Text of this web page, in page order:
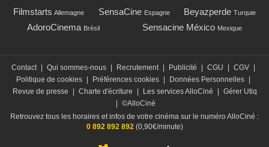
Filmstarts Allemagne SensaCine Espagne Beyazperde Turquie
AdoroCinema Brésil Sensacine México Mexique
Contact Qui sommes-nous Recrutement Publicité CGU CGV
Politique de cookies
Préférences cookies Données Personnelles
Revue de presse
Charte d'écriture Les services AlloCiné
Gérer Utiq
©AlloCiné
Retrouvez tous les horaires et infos de votre cinéma sur le numéro AlloCiné :
0 892 892 892(0,90€/minute)